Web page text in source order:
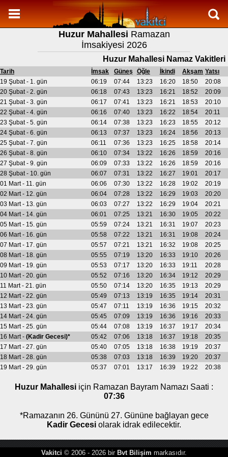
Namaz Vakitleri
Huzur Mahallesi Aylık Namaz Vakitleri
Huzur Mahallesi Ramazan imsakiyesi
Namaz Nasıl Kılınır?
Bilgi
İletişim
Huzur Mahallesi Ramazan
İmsakiyesi 2026
Huzur Mahallesi Namaz Vakitleri
Tarih İmsak Güneş Öğle İkindi Akşam Yatsı
19 Şubat - 1. gün
06:19 07:44 13:23 16:20 18:50
20:08
20 Şubat - 2. gün
06:18 07:43 13:23 16:21 18:52
20:09
21 Şubat - 3. gün
06:17 07:41 13:23 16:21 18:53
20:10
22 Şubat - 4. gün
06:16 07:40 13:23 16:22 18:54
20:11
23 Şubat - 5. gün
06:14 07:38 13:23 16:23 18:55
20:12
24 Şubat - 6. gün
06:13 07:37 13:23 16:24 18:56
20:13
25 Şubat - 7. gün
06:11 07:36 13:23 16:25 18:58
20:14
26 Şubat - 8. gün
06:10 07:34 13:22 16:26 18:59
20:16
27 Şubat - 9. gün
06:09 07:33 13:22 16:26 18:59
20:16
28 Şubat - 10. gün
06:07 07:31 13:22 16:27 19:01
20:17
01 Mart - 11. gün
06:06 07:30 13:22 16:28 19:02
20:19
02 Mart - 12. gün
06:04 07:28 13:22 16:29 19:03
20:20
03 Mart - 13. gün
06:03 07:27 13:22 16:29 19:04
20:21
04 Mart - 14. gün
06:01 07:25 13:21 16:30 19:05
20:22
05 Mart - 15. gün
05:59 07:24 13:21 16:31 19:07
20:23
06 Mart - 16. gün
05:58 07:22 13:21 16:31 19:08
20:24
07 Mart - 17. gün
05:57 07:21 13:21 16:32 19:08
20:25
08 Mart - 18. gün
05:55 07:19 13:20 16:33 19:10
20:26
09 Mart - 19. gün
05:53 07:17 13:20 16:33 19:11
20:28
10 Mart - 20. gün
05:52 07:16 13:20 16:34 19:12
20:29
11 Mart - 21. gün
05:50 07:14 13:20 16:35 19:13
20:29
12 Mart - 22. gün
05:49 07:13 13:19 16:35 19:14
20:31
13 Mart - 23. gün
05:47 07:11 13:19 16:36 19:15
20:32
14 Mart - 24. gün
05:45 07:09 13:19 16:36 19:16
20:33
15 Mart - 25. gün
05:44 07:08 13:19 16:37 19:17
20:34
16 Mart - (Kadir Gecesi)* 05:42 07:06 13:18 16:37 19:18
20:35
17 Mart - 27. gün
05:40 07:05 13:18 16:38 19:19
20:37
18 Mart - 28. gün
05:38 07:03 13:18 16:39 19:20
20:37
19 Mart - 29. gün
05:37 07:01 13:17 16:39 19:22 20:38
Huzur Mahallesi için Ramazan Bayram Namazı Saati :
07:36
*Ramazanın 26. Gününü 27. Gününe bağlayan gece
Kadir Gecesi olarak idrak edilecektir.
Vakitci © 2006 - 2026 bir Bvt Bilişim markasıdır.